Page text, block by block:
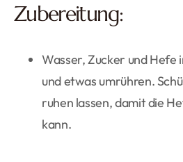
Zubereitung:
Wasser, Zucker und Hefe
und etwas umrühren.
ruhen lassen, damit die
kann.